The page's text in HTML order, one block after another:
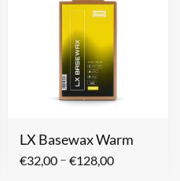
LX Basewax Warm
€32,00 – €128,00